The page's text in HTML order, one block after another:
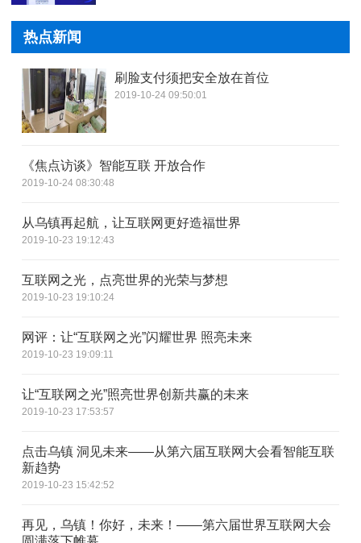
热点新闻
刷脸支付须把安全放在首位
2019-10-24 09:50:01
《焦点访谈》智能互联 开放合作
2019-10-24 08:30:48
从乌镇再起航，让互联网更好造福世界
2019-10-23 19:12:43
互联网之光，点亮世界的光荣与梦想
2019-10-23 19:10:24
网评：让“互联网之光”闪耀世界 照亮未来
2019-10-23 19:09:11
让“互联网之光”照亮世界创新共赢的未来
2019-10-23 17:53:57
点击乌镇 洞见未来——从第六届互联网大会看智能互联
新趋势
2019-10-23 15:42:52
再见，乌镇！你好，未来！——第六届世界互联网大会